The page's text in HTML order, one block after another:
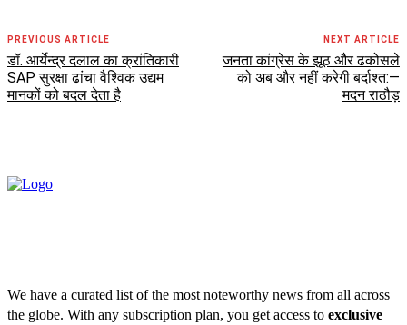
PREVIOUS ARTICLE
डॉ. आर्येन्द्र दलाल का क्रांतिकारी
SAP सुरक्षा ढांचा वैश्विक उद्यम
मानकों को बदल देता है
NEXT ARTICLE
जनता कांग्रेस के झूठ और ढकोसले
को अब और नहीं करेगी बर्दाश्त:—
मदन राठौड़
We have a curated list of the most noteworthy news from all across
the globe. With any subscription plan, you get access to exclusive